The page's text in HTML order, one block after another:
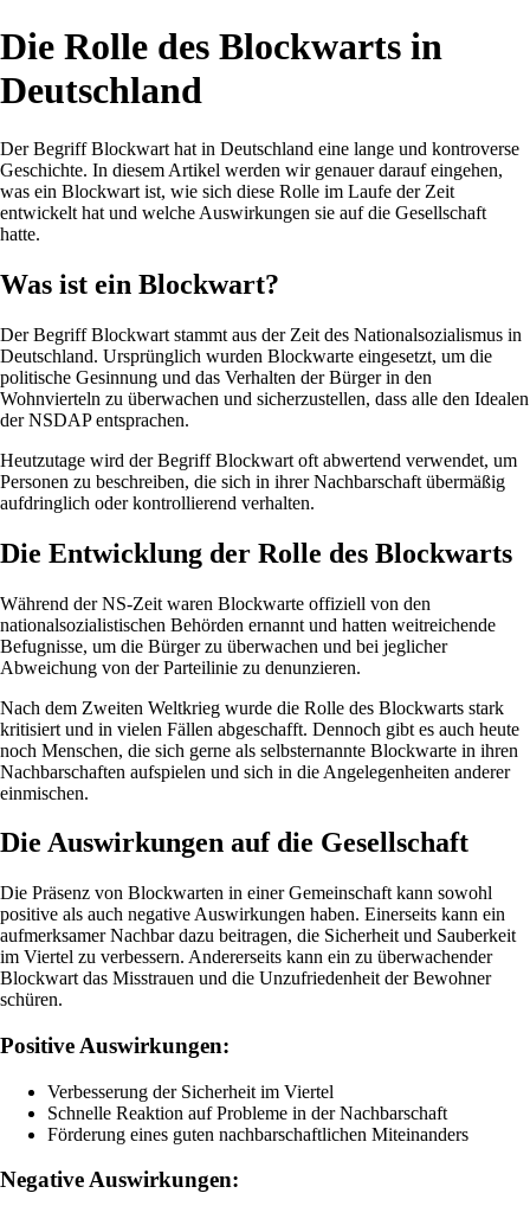
Die Rolle des Blockwarts in
Deutschland
Der Begriff Blockwart hat in Deutschland eine lange und kontroverse
Geschichte. In diesem Artikel werden wir genauer darauf eingehen,
was ein Blockwart ist, wie sich diese Rolle im Laufe der Zeit
entwickelt hat und welche Auswirkungen sie auf die Gesellschaft
hatte.
Was ist ein Blockwart?
Der Begriff Blockwart stammt aus der Zeit des Nationalsozialismus in
Deutschland. Ursprünglich wurden Blockwarte eingesetzt, um die
politische Gesinnung und das Verhalten der Bürger in den
Wohnvierteln zu überwachen und sicherzustellen, dass alle den Idealen
der NSDAP entsprachen.
Heutzutage wird der Begriff Blockwart oft abwertend verwendet, um
Personen zu beschreiben, die sich in ihrer Nachbarschaft übermäßig
aufdringlich oder kontrollierend verhalten.
Die Entwicklung der Rolle des Blockwarts
Während der NS-Zeit waren Blockwarte offiziell von den
nationalsozialistischen Behörden ernannt und hatten weitreichende
Befugnisse, um die Bürger zu überwachen und bei jeglicher
Abweichung von der Parteilinie zu denunzieren.
Nach dem Zweiten Weltkrieg wurde die Rolle des Blockwarts stark
kritisiert und in vielen Fällen abgeschafft. Dennoch gibt es auch heute
noch Menschen, die sich gerne als selbsternannte Blockwarte in ihren
Nachbarschaften aufspielen und sich in die Angelegenheiten anderer
einmischen.
Die Auswirkungen auf die Gesellschaft
Die Präsenz von Blockwarten in einer Gemeinschaft kann sowohl
positive als auch negative Auswirkungen haben. Einerseits kann ein
aufmerksamer Nachbar dazu beitragen, die Sicherheit und Sauberkeit
im Viertel zu verbessern. Andererseits kann ein zu überwachender
Blockwart das Misstrauen und die Unzufriedenheit der Bewohner
schüren.
Positive Auswirkungen:
Verbesserung der Sicherheit im Viertel
Schnelle Reaktion auf Probleme in der Nachbarschaft
Förderung eines guten nachbarschaftlichen Miteinanders
Negative Auswirkungen: